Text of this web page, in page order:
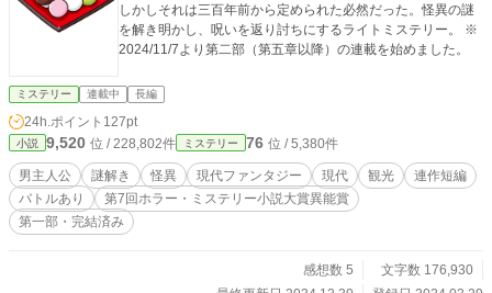
しかしそれは三百年前から定められた必然だった。怪異の謎
を解き明かし、呪いを返り討ちにするライトミステリー。 ※
2024/11/7より第二部（第五章以降）の連載を始めました。
ミステリー 連載中 長編
24h.ポイント 127pt
小説 9,520 位 / 228,802件 ミステリー 76 位 / 5,380件
男主人公 謎解き 怪異 現代ファンタジー 現代 観光
連作短編
バトルあり
第7回ホラー・ミステリー小説大賞異能賞
第一部・完結済み
感想数 5
文字数 176,930